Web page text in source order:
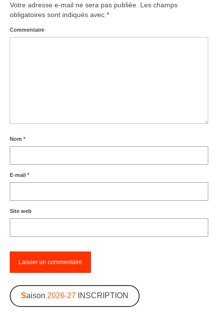
Votre adresse e-mail ne sera pas publiée.
Les champs
obligatoires sont indiqués avec *
Commentaire
Nom *
E-mail *
Site web
Saison 2026-27INSCRIPTION